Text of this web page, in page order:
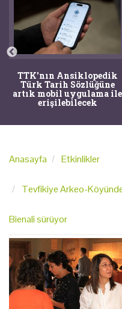
TTK'nın Ansiklopedik
Türk Tarih Sözlüğüne
artık mobil uygulama ile
erişilebilecek
Anasayfa Etkinlikler
Tevfikiye Arkeo-
Bienali sürüyor